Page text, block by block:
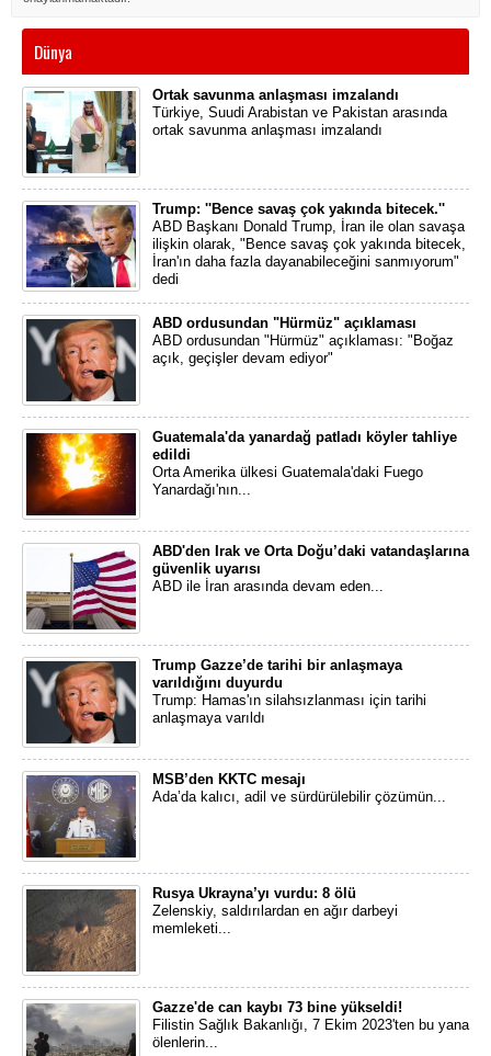
Dünya
Ortak savunma anlaşması imzalandı
Türkiye, Suudi Arabistan ve Pakistan arasında
ortak savunma anlaşması imzalandı
Trump: ''Bence savaş çok yakında bitecek.''
ABD Başkanı Donald Trump, İran ile olan savaşa
ilişkin olarak, "Bence savaş çok yakında bitecek,
İran'ın daha fazla dayanabileceğini sanmıyorum"
dedi
ABD ordusundan "Hürmüz" açıklaması
ABD ordusundan "Hürmüz" açıklaması: "Boğaz
açık, geçişler devam ediyor"
Guatemala'da yanardağ patladı köyler tahliye
edildi
Orta Amerika ülkesi Guatemala'daki Fuego
Yanardağı'nın...
ABD'den Irak ve Orta Doğu’daki vatandaşlarına
güvenlik uyarısı
ABD ile İran arasında devam eden...
Trump Gazze’de tarihi bir anlaşmaya
varıldığını duyurdu
Trump: Hamas'ın silahsızlanması için tarihi
anlaşmaya varıldı
MSB’den KKTC mesajı
Ada’da kalıcı, adil ve sürdürülebilir çözümün...
Rusya Ukrayna’yı vurdu: 8 ölü
Zelenskiy, saldırılardan en ağır darbeyi
memleketi...
Gazze'de can kaybı 73 bine yükseldi!
Filistin Sağlık Bakanlığı, 7 Ekim 2023'ten bu yana
ölenlerin...